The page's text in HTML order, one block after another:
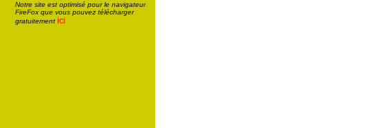
Notre site est optimisé pour le navigateur
FireFox que vous pouvez télécharger
gratuitement ici